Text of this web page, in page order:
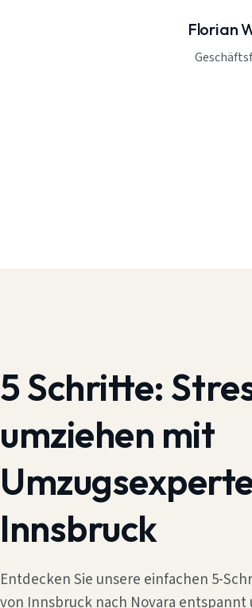
Florian
5 Schritte:
umziehen mit
Innsbruck
Entdecken Sie unsere einfachen 5-
von Innsbruck nach Novara